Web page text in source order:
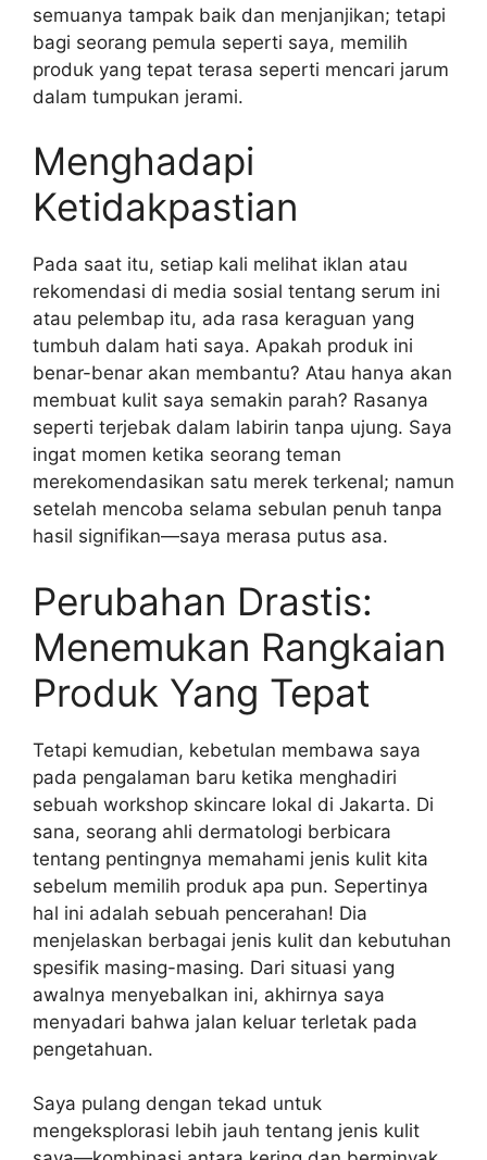
semuanya tampak baik dan menjanjikan; tetapi
bagi seorang pemula seperti saya, memilih
produk yang tepat terasa seperti mencari jarum
dalam tumpukan jerami.
Menghadapi
Ketidakpastian
Pada saat itu, setiap kali melihat iklan atau
rekomendasi di media sosial tentang serum ini
atau pelembap itu, ada rasa keraguan yang
tumbuh dalam hati saya. Apakah produk ini
benar-benar akan membantu? Atau hanya akan
membuat kulit saya semakin parah? Rasanya
seperti terjebak dalam labirin tanpa ujung. Saya
ingat momen ketika seorang teman
merekomendasikan satu merek terkenal; namun
setelah mencoba selama sebulan penuh tanpa
hasil signifikan—saya merasa putus asa.
Perubahan Drastis:
Menemukan Rangkaian
Produk Yang Tepat
Tetapi kemudian, kebetulan membawa saya
pada pengalaman baru ketika menghadiri
sebuah workshop skincare lokal di Jakarta. Di
sana, seorang ahli dermatologi berbicara
tentang pentingnya memahami jenis kulit kita
sebelum memilih produk apa pun. Sepertinya
hal ini adalah sebuah pencerahan! Dia
menjelaskan berbagai jenis kulit dan kebutuhan
spesifik masing-masing. Dari situasi yang
awalnya menyebalkan ini, akhirnya saya
menyadari bahwa jalan keluar terletak pada
pengetahuan.
Saya pulang dengan tekad untuk
mengeksplorasi lebih jauh tentang jenis kulit